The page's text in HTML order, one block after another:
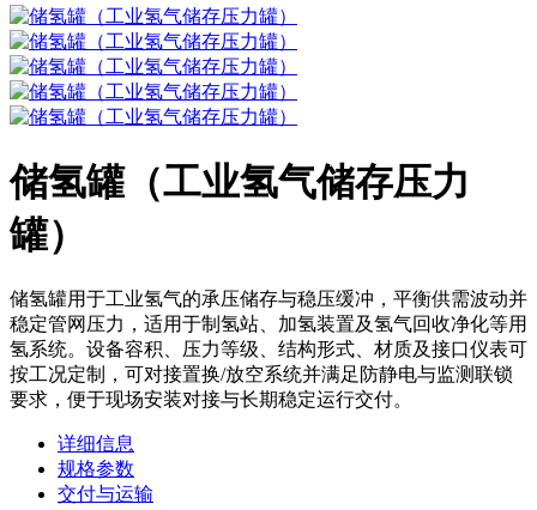
储氢罐（工业氢气储存压力
罐）
储氢罐用于工业氢气的承压储存与稳压缓冲，平衡供需波动并
稳定管网压力，适用于制氢站、加氢装置及氢气回收净化等用
氢系统。设备容积、压力等级、结构形式、材质及接口仪表可
按工况定制，可对接置换/放空系统并满足防静电与监测联锁
要求，便于现场安装对接与长期稳定运行交付。
详细信息
规格参数
交付与运输